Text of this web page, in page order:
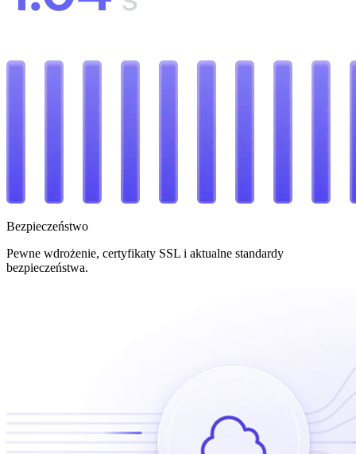
Bezpieczeństwo
Pewne wdrożenie, certyfikaty SSL i aktualne standardy
bezpieczeństwa.